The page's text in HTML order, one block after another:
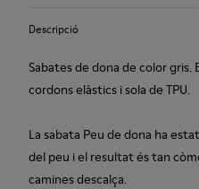
Descripció
Sabates de dona de color gris.
cordons elàstics i sola de TPU.
La sabata Peu de dona ha
del peu i el resultat és tan
camines descalça.